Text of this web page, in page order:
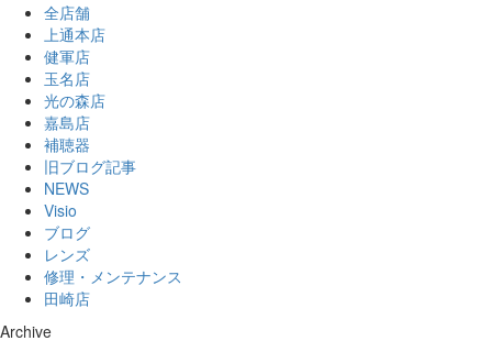
全店舗
上通本店
健軍店
玉名店
光の森店
嘉島店
補聴器
旧ブログ記事
NEWS
Visio
ブログ
レンズ
修理・メンテナンス
田崎店
Archive